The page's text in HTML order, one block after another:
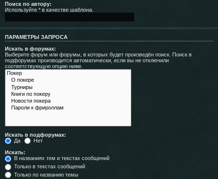
Поиск по автору:
Используйте * в качестве шаблона.
ПАРАМЕТРЫ ЗАПРОСА
Искать в форумах:
Выберите форум или форумы, в которых будет произведён поиск. Поиск в
подфорумах производится автоматически, если вы не отключили
соответствующую опцию ниже.
Искать в подфорумах:
Да
Нет
Искать:
В названиях тем и текстах сообщений
Только в текстах сообщений
Только по названию темы